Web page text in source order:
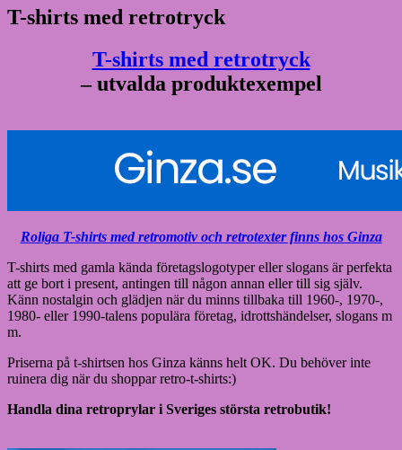
T-shirts med retrotryck
T-shirts med retrotryck
– utvalda produktexempel
Roliga T-shirts med retromotiv och retrotexter finns hos Ginza
T-shirts med gamla kända företagslogotyper eller slogans är perfekta
att ge bort i present, antingen till någon annan eller till sig själv.
Känn nostalgin och glädjen när du minns tillbaka till 1960-, 1970-,
1980- eller 1990-talens populära företag, idrottshändelser, slogans m
m.
Priserna på t-shirtsen hos Ginza känns helt OK. Du behöver inte
ruinera dig när du shoppar retro-t-shirts:)
Handla dina retroprylar i Sveriges största retrobutik!